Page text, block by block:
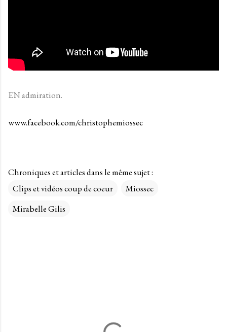
EN admiration.
www.facebook.com/christophemiossec
Chroniques et articles dans le même sujet :
Clips et vidéos coup de coeur
Miossec
Mirabelle Gilis